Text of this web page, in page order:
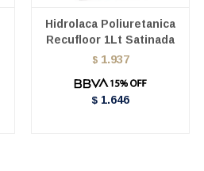
Hidrolaca Poliuretanica
Recufloor 1Lt Satinada
$ 1.937
$ 1.646